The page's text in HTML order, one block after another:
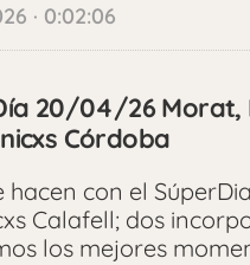
· 0:02:06
20/04/26 Morat,
Córdoba
hacen con el
Calafell; dos
los mejores